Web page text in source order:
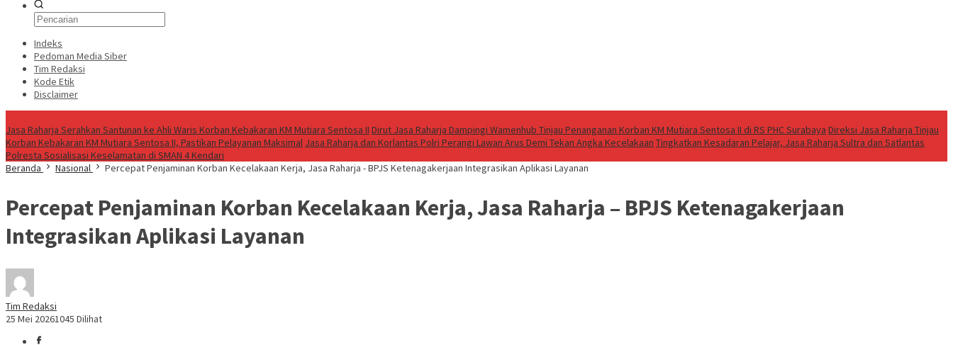
Indeks
Pedoman Media Siber
Tim Redaksi
Kode Etik
Disclaimer
Jasa Raharja Serahkan Santunan ke Ahli Waris Korban Kebakaran KM Mutiara Sentosa II Dirut Jasa Raharja Dampingi Wamenhub Tinjau Penanganan Korban KM Mutiara Sentosa II di RS PHC Surabaya Direksi Jasa Raharja Tinjau
Korban Kebakaran KM Mutiara Sentosa II, Pastikan Pelayanan Maksimal Jasa Raharja dan Korlantas Polri Perangi Lawan Arus Demi Tekan Angka Kecelakaan Tingkatkan Kesadaran Pelajar, Jasa Raharja Sultra dan Satlantas
Polresta Sosialisasi Keselamatan di SMAN 4 Kendari
Beranda
Nasional Percepat Penjaminan Korban Kecelakaan Kerja, Jasa Raharja - BPJS Ketenagakerjaan Integrasikan Aplikasi Layanan
Percepat Penjaminan Korban Kecelakaan Kerja, Jasa Raharja – BPJS Ketenagakerjaan
Integrasikan Aplikasi Layanan
Tim Redaksi
25 Mei 20261045 Dilihat